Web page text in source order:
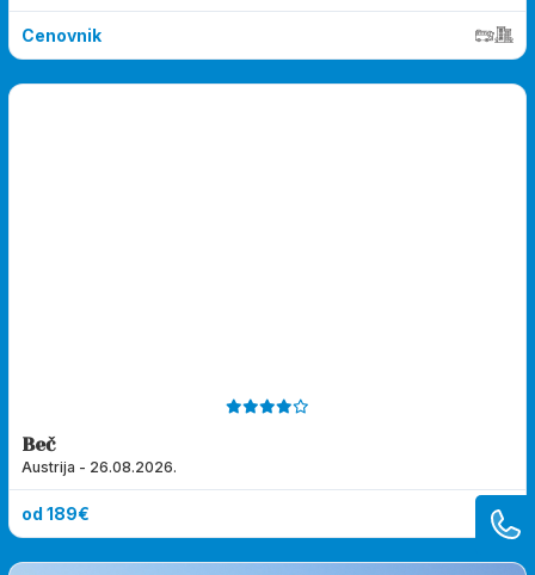
Cenovnik
Beč
Austrija - 26.08.2026.
od 189€